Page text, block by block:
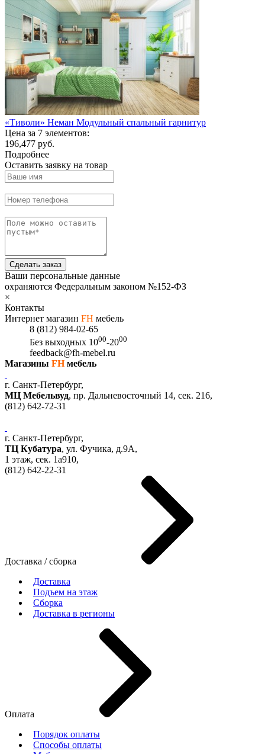
«Тиволи» Неман Модульный спальный гарнитур
Цена за 7 элементов:
196,477 руб.
Подробнее
Оставить заявку на товар
Сделать заказ
Ваши персональные данные
охраняются Федеральным законом №152-ФЗ
×
Контакты
Интернет магазин FH мебель
8 (812) 984-02-65
Без выходных 1000-2000
feedback@fh-mebel.ru
Магазины FHмебель
г. Санкт-Петербург,
МЦ Мебельвуд, пр. Дальневосточный 14, сек. 216,
(812) 642-72-31
г. Санкт-Петербург,
ТЦ Кубатура, ул. Фучика, д.9А,
1 этаж, сек. 1a910,
(812) 642-22-31
Доставка / сборка
Доставка
Подъем на этаж
Сборка
Доставка в регионы
Оплата
Порядок оплаты
Способы оплаты